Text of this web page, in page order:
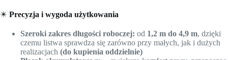
✴️ Precyzja i wygoda użytkowania
Szeroki zakres długości roboczej: od 1,2 m do 4,9 m, dzięki
czemu listwa sprawdza się zarówno przy małych, jak i dużych
realizacjach (do kupienia oddzielnie)